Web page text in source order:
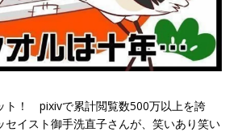
ト！ pixivで累計閲覧数500万以上を誇
セイスト御手洗直子さんが、笑いあり笑い